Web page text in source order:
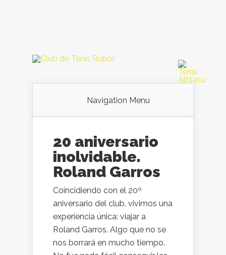
Navigation Menu
20 aniversario
inolvidable.
Roland Garros
Coincidiendo con el 20º
aniversario del club, vivimos una
experiencia única: viajar a
Roland Garros. Algo que no se
nos borrará en mucho tiempo.